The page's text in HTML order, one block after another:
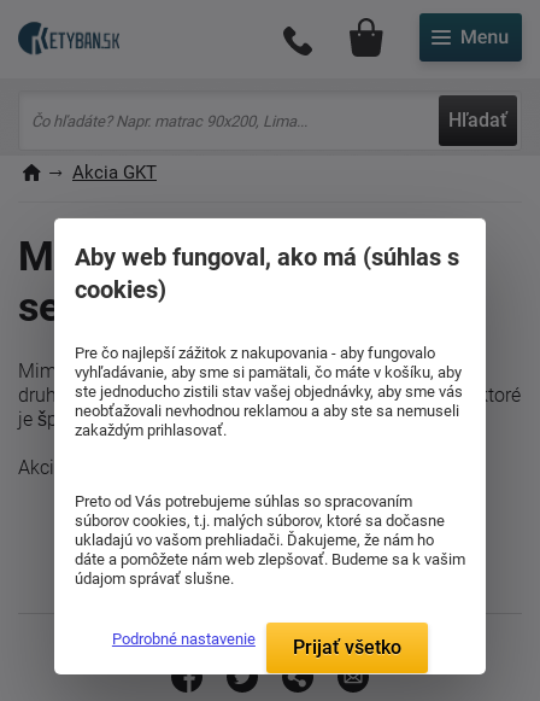
Hľadať
Môj účet
Akcia GKT
Mimoriadna akcia na
sedacie súpravy
Mimoriadna akcia so zľavou až 205% platí na vybrané
druhy sedacích súprav v rôznych poťahových látkach, ktoré
je špecifikované u detaile produktu.
Akcia platí do 15.11.2015.
Aby web fungoval, ako má (súhlas s
cookies)
Pre čo najlepší zážitok z nakupovania - aby fungovalo
vyhľadávanie, aby sme si pamätali, čo máte v košíku, aby
ste jednoducho zistili stav vašej objednávky, aby sme vás
neobťažovali nevhodnou reklamou a aby ste sa nemuseli
zakaždým prihlasovať.
Preto od Vás potrebujeme súhlas so spracovaním
súborov cookies, t.j. malých súborov, ktoré sa dočasne
ukladajú vo vašom prehliadači. Ďakujeme, že nám ho
dáte a pomôžete nám web zlepšovať. Budeme sa k vašim
údajom správať slušne.
Podrobné nastavenie Prijať všetko